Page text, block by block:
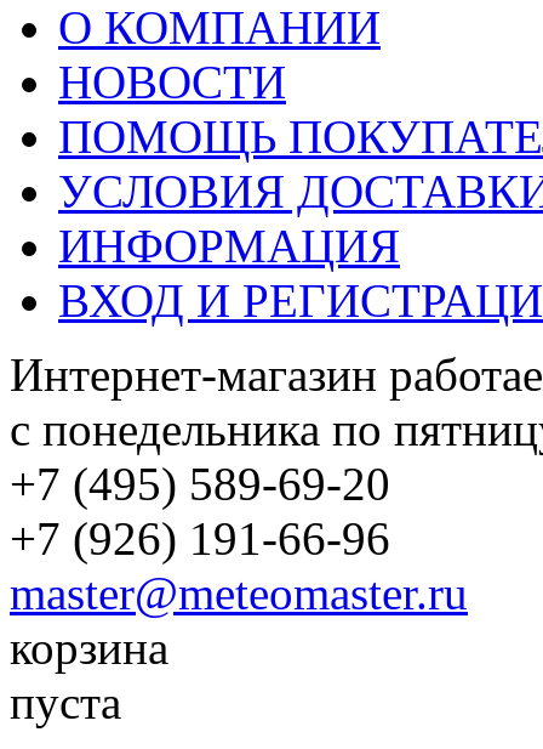
О КОМПАНИИ
НОВОСТИ
ПОМОЩЬ
УСЛОВИЯ
ИНФОРМАЦИЯ
ВХОД И
Интернет-магазин
с понедельника по
+7 (495) 589-69-20
+7 (926) 191-66-96
master@meteomaster.ru
корзина
пуста